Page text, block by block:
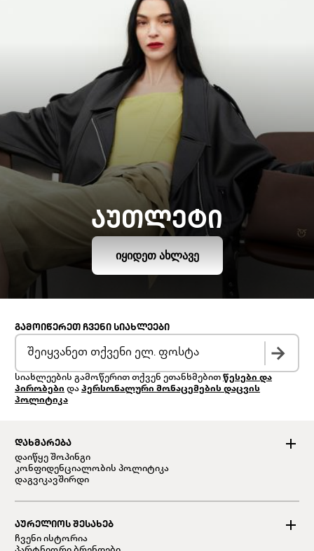
ᲐᲣᲗᲚᲔᲢᲘ
ᲘᲧᲘᲓᲔᲗ ᲐᲮᲚᲐᲕᲔ
ᲓᲐᲮᲛᲐᲠᲔᲑᲐ
დაიწყე შოპინგი
კონფიდენციალობის პოლიტიკა
დაგვიკავშირდი
ᲐᲣᲠᲔᲚᲘᲝᲡ ᲨᲔᲡᲐᲮᲔᲑ
ჩვენი ისტორია
ᲒᲐᲛᲝᲘᲬᲔᲠᲔᲗ ᲩᲕᲔᲜᲘ ᲡᲘᲐᲮᲚᲔᲔᲑᲘ
სიახლეების გამოწერით თქვენ ეთანხმებით წესები და
პირობები და პერსონალური მონაცემების დაცვის
პოლიტიკა